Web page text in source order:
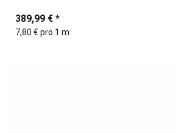
389,99 € *
7,80 € pro 1 m